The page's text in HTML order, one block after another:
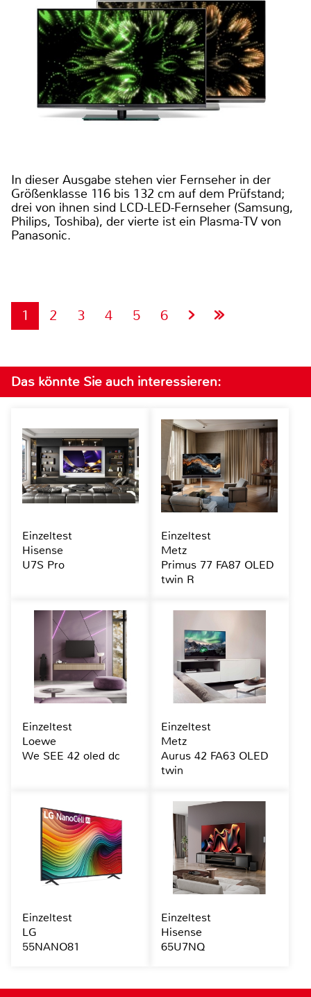
In dieser Ausgabe stehen vier Fernseher in der
Größenklasse 116 bis 132 cm auf dem Prüfstand;
drei von ihnen sind LCD-LED-Fernseher (Samsung,
Philips, Toshiba), der vierte ist ein Plasma-TV von
Panasonic.
1 2 3 4 5 6
Das könnte Sie auch interessieren:
Einzeltest
Hisense
U7S Pro
Einzeltest
Metz
Primus 77 FA87 OLED
twin R
Einzeltest
Loewe
We SEE 42 oled dc
Einzeltest
Metz
Aurus 42 FA63 OLED
twin
Einzeltest
LG
55NANO81
Einzeltest
Hisense
65U7NQ